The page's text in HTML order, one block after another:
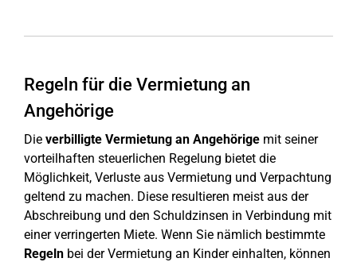
Regeln für die Vermietung an
Angehörige
Die verbilligte Vermietung an Angehörige mit seiner
vorteilhaften steuerlichen Regelung bietet die
Möglichkeit, Verluste aus Vermietung und Verpachtung
geltend zu machen. Diese resultieren meist aus der
Abschreibung und den Schuldzinsen in Verbindung mit
einer verringerten Miete. Wenn Sie nämlich bestimmte
Regeln bei der Vermietung an Kinder einhalten, können